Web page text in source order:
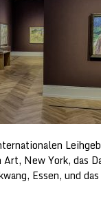
New York, das
Essen, und